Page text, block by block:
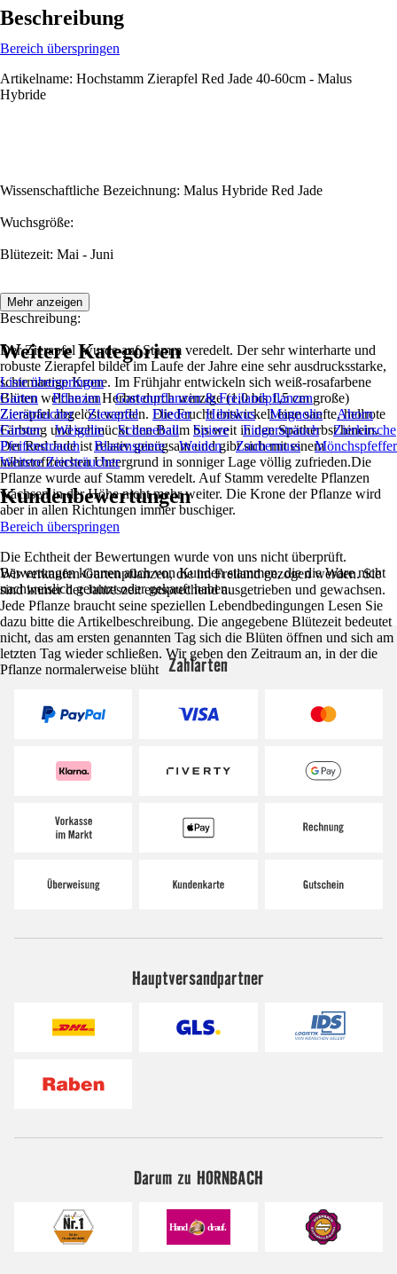
Beschreibung
Bereich überspringen
Artikelname: Hochstamm Zierapfel Red Jade 40-60cm - Malus
Hybride
Wissenschaftliche Bezeichnung: Malus Hybride Red Jade
Wuchsgröße:
Blütezeit: Mai - Juni
Beschreibung:
Der Zierapfel wurde auf Stamm veredelt. Der sehr winterharte und
robuste Zierapfel bildet im Laufe der Jahre eine sehr ausdrucksstarke,
schirmartige Krone. Im Frühjahr entwickeln sich weiß-rosafarbene
Blüten welche im Herbst durch winzige (1,0 bis 1,5 cm große)
Zieräpfel abgelöst werden. Die Frucht entwickelt eine sanfte, hellrote
Färbung und schmückt den Baum bis weit in den Spätherbst hinein.
Der Red Jade ist relativ genügsam und gibt sich mit einem
nährstoffreichen Untergrund in sonniger Lage völlig zufrieden.Die
Pflanze wurde auf Stamm veredelt. Auf Stamm veredelte Pflanzen
wachsen in der Höhe nicht mehr weiter. Die Krone der Pflanze wird
aber in allen Richtungen immer buschiger.
Wir verkaufen Gartenpflanzen, die im Freiland gezogen werden. Sie
sind immer der Jahreszeit entsprechend ausgetrieben und gewachsen.
Jede Pflanze braucht seine speziellen Lebendbedingungen Lesen Sie
dazu bitte die Artikelbeschreibung. Die angegebene Blütezeit bedeutet
nicht, das am ersten genannten Tag sich die Blüten öffnen und sich am
letzten Tag wieder schließen. Wir geben den Zeitraum an, in der die
Pflanze normalerweise blüht
Mehr anzeigen
Weitere Kategorien
Liste überspringen
Garten
Pflanzen
Gartenpflanzen & Freilandpflanzen
Ziersträucher
Zierapfel Flieder Hibiskus Magnolie
Ahorn
Ginster
Weigelie Schneeball Spiere Fingerstrauch
Zierkirsche
Pfeifenstrauch
Blasenspiere Weiden Zaubernuss
Mönchspfeffer
Weitere Ziersträucher
Kundenbewertungen
Bereich überspringen
Die Echtheit der Bewertungen wurde von uns nicht überprüft.
Bewertungen können auch von Kunden stammen, die die Ware nicht
nachweislich genutzt oder gekauft haben.
Zahlarten
Hauptversandpartner
Darum zu HORNBACH